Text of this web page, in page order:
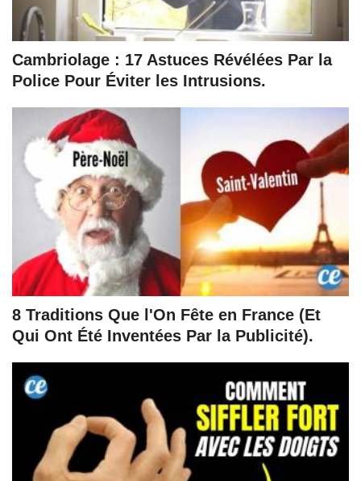
Cambriolage : 17 Astuces Révélées Par la
Police Pour Éviter les Intrusions.
8 Traditions Que l'On Fête en France (Et
Qui Ont Été Inventées Par la Publicité).